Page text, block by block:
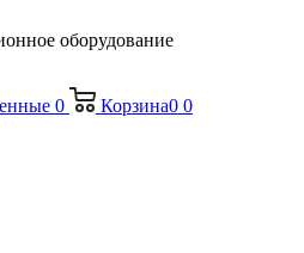
оборудование
0 Корзина0 0